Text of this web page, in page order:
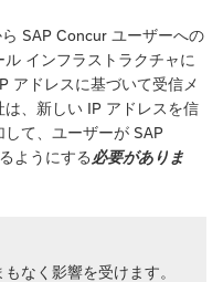
SAP Concur ユーザーへの
インフラストラクチャに
アドレスに基づいて受信メ
、新しい IP アドレスを信
て、ユーザーが SAP
ようにする必要がありま
なく影響を受けます。